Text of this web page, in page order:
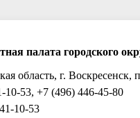
палата городского
область, г. Воскресенск,
10-53, +7 (496) 446-45-80
10-53